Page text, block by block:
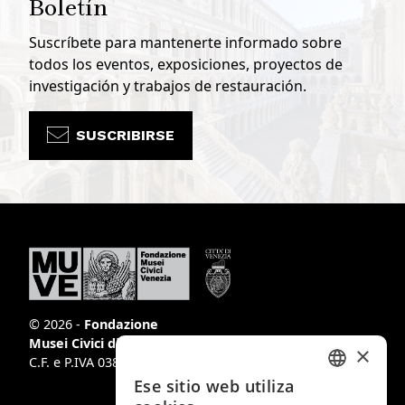
Boletín
Suscríbete para mantenerte informado sobre
todos los eventos, exposiciones, proyectos de
investigación y trabajos de restauración.
SUSCRIBIRSE
© 2026 - Fondazione
Musei Civici di Venezia
C.F. e P.IVA 03842230272
×
Ese sitio web utiliza